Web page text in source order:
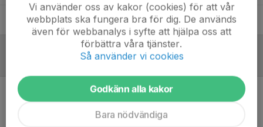
404. Viktor Hansson
Inget referat skrivet
Vi använder oss av kakor (cookies) för att vår
webbplats ska fungera bra för dig. De används
även för webbanalys i syfte att hjälpa oss att
förbättra våra tjänster.
Så använder vi cookies
Godkänn alla kakor
Bara nödvändiga